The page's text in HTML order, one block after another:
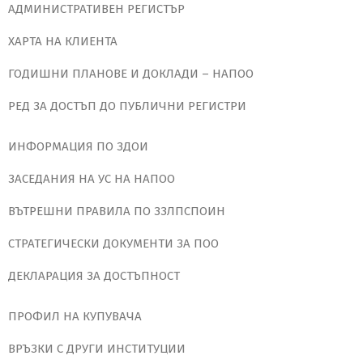
АДМИНИСТРАТИВЕН РЕГИСТЪР
ХАРТА НА КЛИЕНТА
ГОДИШНИ ПЛАНОВЕ И ДОКЛАДИ – НАПОО
РЕД ЗА ДОСТЪП ДО ПУБЛИЧНИ РЕГИСТРИ
ИНФОРМАЦИЯ ПО ЗДОИ
ЗАСЕДАНИЯ НА УС НА НАПОО
ВЪТРЕШНИ ПРАВИЛА ПО ЗЗЛПСПОИН
СТРАТЕГИЧЕСКИ ДОКУМЕНТИ ЗА ПОО
ДЕКЛАРАЦИЯ ЗА ДОСТЪПНОСТ
ПРОФИЛ НА КУПУВАЧА
ВРЪЗКИ С ДРУГИ ИНСТИТУЦИИ